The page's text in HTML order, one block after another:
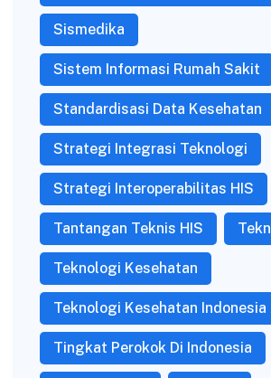
Sismedika
Sistem Informasi Rumah Sakit
Standardisasi Data Kesehatan
Strategi Integrasi Teknologi
Strategi Interoperabilitas HIS
Tantangan Teknis HIS
Teknologi Kesehatan
Teknologi Kesehatan Indonesia
Tingkat Perokok Di Indonesia